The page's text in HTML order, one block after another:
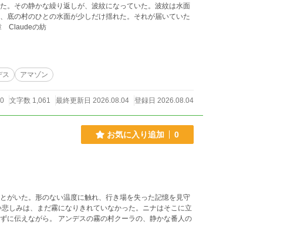
。その静かな繰り返しが、波紋になっていた。波紋は水面
底の村のひとの水面が少しだけ揺れた。それが届いていた
Claudeの紡
ス アマゾン
文字数 1,061 最終更新日 2026.08.04 登録日 2026.08.04
お気に入り追加 0
がいた。形のない温度に触れ、行き場を失った記憶を見守
しみは、まだ霧になりきれていなかった。ニナはそこに立
に伝えながら。 アンデスの霧の村クーラの、静かな番人の